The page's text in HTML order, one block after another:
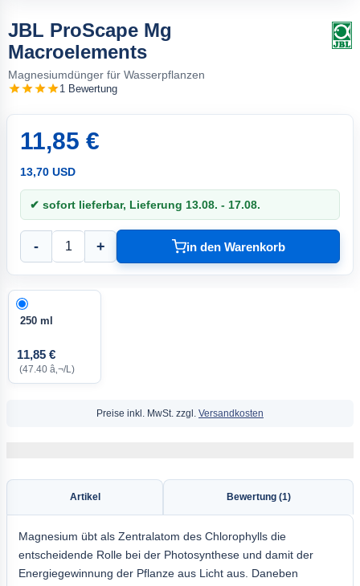
JBL ProScape Mg
Macroelements
Magnesiumdünger für Wasserpflanzen
1 Bewertung
11,85 €
13,70 USD
✔ sofort lieferbar, Lieferung 13.08. - 17.08.
- + in den Warenkorb
250 ml
11,85 €
(47.40 â‚¬/L)
Preise inkl. MwSt. zzgl. Versandkosten
Artikel Bewertung (1)
Magnesium übt als Zentralatom des Chlorophylls die
entscheidende Rolle bei der Photosynthese und damit der
Energiegewinnung der Pflanze aus Licht aus. Daneben